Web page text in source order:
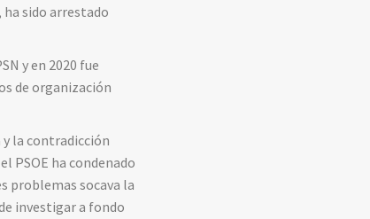
sido arrestado
y en 2020 fue
de organización
la contradicción
PSOE ha condenado
problemas socava la
investigar a fondo